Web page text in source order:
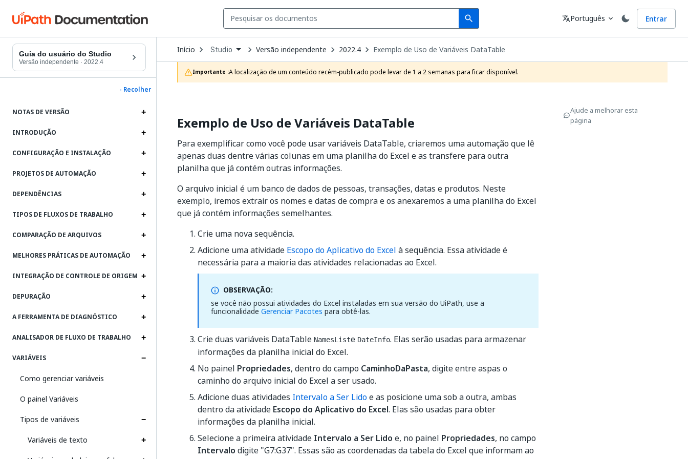
search
Search Idioma
translatePortuguês expand_more Entrar
Guia do usuário do Studio
Versão independente · 2022.4
- Recolher
NOTAS DE VERSÃO
INTRODUÇÃO
CONFIGURAÇÃO E INSTALAÇÃO
PROJETOS DE AUTOMAÇÃO
DEPENDÊNCIAS
TIPOS DE FLUXOS DE TRABALHO
COMPARAÇÃO DE ARQUIVOS
MELHORES PRÁTICAS DE AUTOMAÇÃO
INTEGRAÇÃO DE CONTROLE DE ORIGEM
DEPURAÇÃO
A FERRAMENTA DE DIAGNÓSTICO
ANALISADOR DE FLUXO DE TRABALHO
VARIÁVEIS
Como gerenciar variáveis
O painel Variáveis
Tipos de variáveis
Variáveis de texto
Início Open
Dropdown
to
choose
product
Studio Versão independente 2022.4 Exemplo de Uso de Variáveis DataTable
Importante :A localização de um conteúdo recém-publicado pode levar de 1 a 2 semanas para ficar disponível.
Exemplo de Uso de Variáveis DataTable
Para exemplificar como você pode usar variáveis DataTable, criaremos uma automação que lê
apenas duas dentre várias colunas em uma planilha do Excel e as transfere para outra
planilha que já contém outras informações.
O arquivo inicial é um banco de dados de pessoas, transações, datas e produtos. Neste
exemplo, iremos extrair os nomes e datas de compra e os anexaremos a uma planilha do Excel
que já contém informações semelhantes.
Crie uma nova sequência.
Adicione uma atividade Escopo do Aplicativo do Excel à sequência. Essa atividade é
necessária para a maioria das atividades relacionadas ao Excel.
OBSERVAÇÃO:
se você não possui atividades do Excel instaladas em sua versão do UiPath, use a
funcionalidade Gerenciar Pacotes para obtê-las.
Crie duas variáveis DataTable NamesListe DateInfo. Elas serão usadas para armazenar
informações da planilha inicial do Excel.
No painel Propriedades, dentro do campo CaminhoDaPasta, digite entre aspas o
caminho do arquivo inicial do Excel a ser usado.
Adicione duas atividades Intervalo a Ser Lidoe as posicione uma sob a outra, ambas
dentro da atividade Escopo do Aplicativo do Excel. Elas são usadas para obter
informações da planilha inicial.
Selecione a primeira atividade Intervalo a Ser Lido e, no painel Propriedades, no campo
Intervalo digite "G7:G37". Essas são as coordenadas da tabela do Excel que informam ao
Ajude a melhorar esta
página